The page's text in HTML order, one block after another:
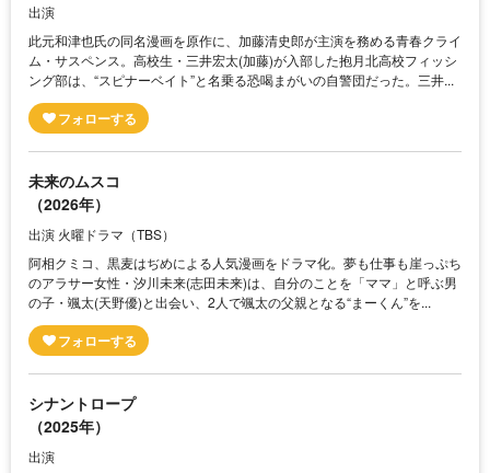
出演
此元和津也氏の同名漫画を原作に、加藤清史郎が主演を務める青春クライ
ム・サスペンス。高校生・三井宏太(加藤)が入部した抱月北高校フィッシ
ング部は、“スピナーベイト”と名乗る恐喝まがいの自警団だった。三井...
未来のムスコ
（2026年）
出演 火曜ドラマ（TBS）
阿相クミコ、黒麦はぢめによる人気漫画をドラマ化。夢も仕事も崖っぷち
のアラサー女性・汐川未来(志田未来)は、自分のことを「ママ」と呼ぶ男
の子・颯太(天野優)と出会い、2人で颯太の父親となる“まーくん”を...
シナントロープ
（2025年）
出演